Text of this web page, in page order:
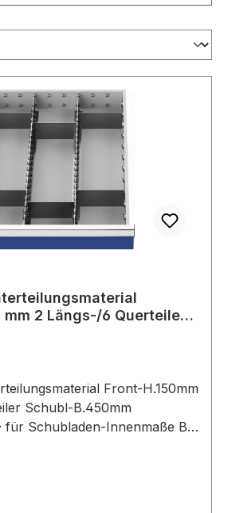
mm 2 Längs-/6 Querteiler
Front-H.150mm
Schubl-B.450mm
für Schubladen-Innenmaße B